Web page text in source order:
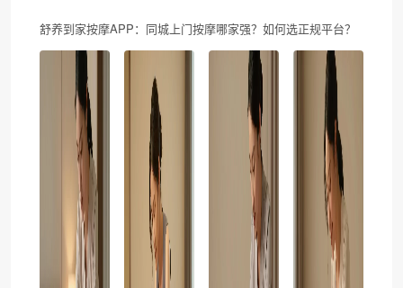
舒养到家按摩APP：同城上门按摩哪家强？如何选正规平台？